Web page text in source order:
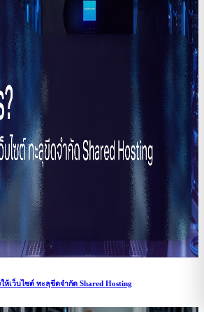
ห้เว็บไซต์ ทะลุขีดจำกัด Shared Hosting